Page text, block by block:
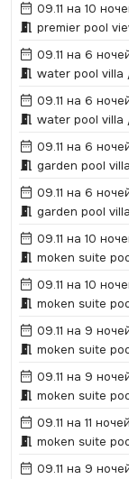
09.11 на 10
premier pool
09.11 на 6
water pool villa
09.11 на 6
water pool villa
09.11 на 6
garden pool
09.11 на 6
garden pool
09.11 на 10
moken suite
09.11 на 10
moken suite
09.11 на 9
moken suite
09.11 на 9
moken suite
09.11 на 11 ночей
moken suite
09.11 на 9